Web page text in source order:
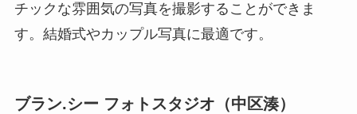
チックな雰囲気の写真を撮影することができま
す。結婚式やカップル写真に最適です。
ブラン.シー フォトスタジオ（中区湊）